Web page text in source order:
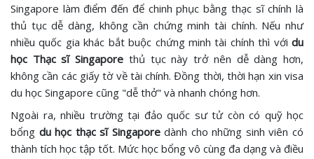
Singapore làm điểm đến để chinh phục bằng thạc sĩ chính là
thủ tục dễ dàng, không cần chứng minh tài chính. Nếu như
nhiều quốc gia khác bắt buộc chứng minh tài chính thì với du
học Thạc sĩ Singapore thủ tục này trở nên dễ dàng hơn,
không cần các giấy tờ về tài chính. Đồng thời, thời hạn xin visa
du học Singapore cũng "dễ thở" và nhanh chóng hơn.
Ngoài ra, nhiều trường tại đảo quốc sư tử còn có quỹ học
bổng du học thạc sĩ Singaporedành cho những sinh viên có
thành tích học tập tốt. Mức học bổng vô cùng đa dạng và điều